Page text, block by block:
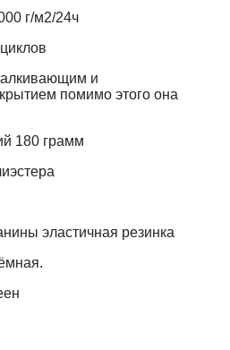
г/м2/24ч
и
помимо этого она
180 грамм
эластичная резинка